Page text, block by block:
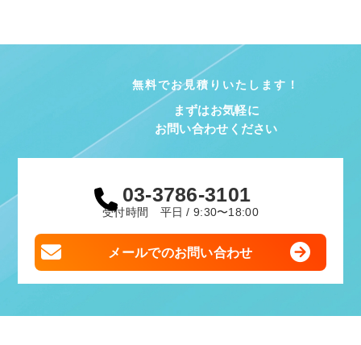
無料でお見積りいたします！
まずはお気軽に
お問い合わせください
03-3786-3101
受付時間 平日 / 9:30〜18:00
メールでのお問い合わせ